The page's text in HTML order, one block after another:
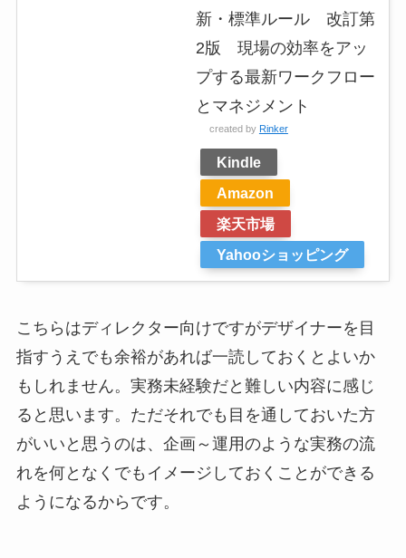
新・標準ルール 改訂第
2版 現場の効率をアッ
プする最新ワークフロー
とマネジメント
created by Rinker
Kindle
Amazon
楽天市場
Yahooショッピング
こちらはディレクター向けですがデザイナーを目
指すうえでも余裕があれば一読しておくとよいか
もしれません。実務未経験だと難しい内容に感じ
ると思います。ただそれでも目を通しておいた方
がいいと思うのは、企画～運用のような実務の流
れを何となくでもイメージしておくことができる
ようになるからです。